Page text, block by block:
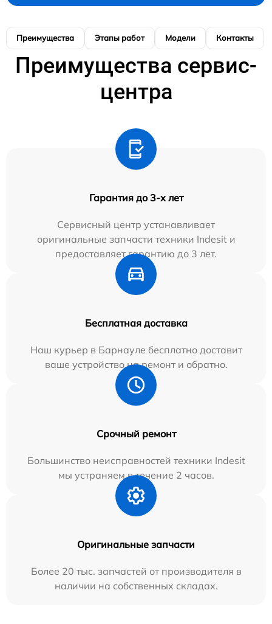
Преимущества Этапы работ Модели Контакты
Преимущества сервис-
центра
Гарантия до 3-х лет
Сервисный центр устанавливает
оригинальные запчасти техники Indesit и
предоставляет гарантию до 3 лет.
Бесплатная доставка
Наш курьер в Барнауле бесплатно доставит
ваше устройство на ремонт и обратно.
Срочный ремонт
Большинство неисправностей техники Indesit
мы устраняем в течение 2 часов.
Оригинальные запчасти
Более 20 тыс. запчастей от производителя в
наличии на собственных складах.